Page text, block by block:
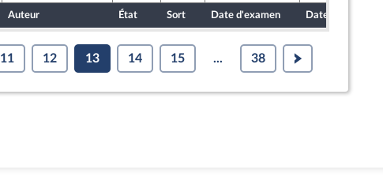
Auteur État Sort Date d'examen Date de dépôt
11 12 13 14 15 ... 38